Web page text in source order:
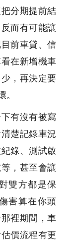
分期提前結
而有可能讓
前車貸、信
在新增機車
，再決定要
有沒有被寫
楚記錄車況
錄、測試啟
，甚至會讓
雙方都是保
害算在你頭
裡期間，車
價流程有更